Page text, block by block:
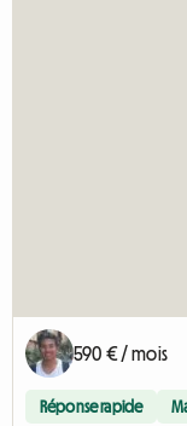
590 € / mois
Réponse rapide